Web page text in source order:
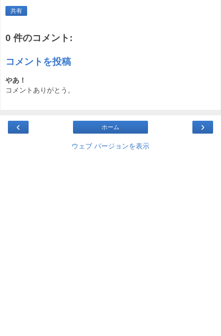
共有
0 件のコメント:
コメントを投稿
やあ！
コメントありがとう。
‹ ›
ホーム
ウェブ バージョンを表示